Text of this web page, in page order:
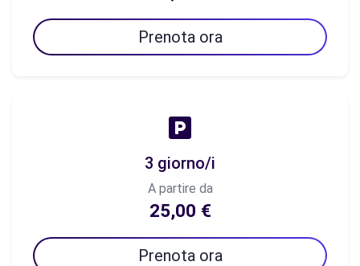
Prenota ora
3 giorno/i
A partire da
25,00 €
Prenota ora